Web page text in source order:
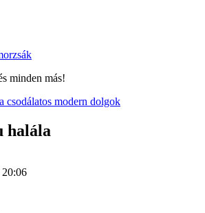
minden más!
csodálatos modern dolgok
halála